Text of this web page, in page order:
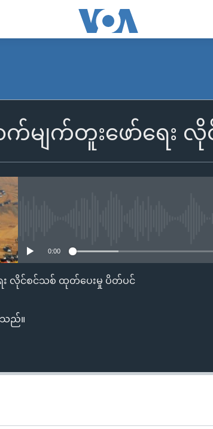
ာက်မျက်တူးဖော်ရေ
0:00
ေး လိုင်စင်သစ် ထုတ်ပေးမှု ပိတ်ပင်
သည်။